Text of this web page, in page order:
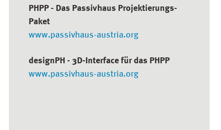
PHPP - Das Passivhaus Projektierungs-
Paket
www.passivhaus-austria.org
designPH - 3D-Interface für das PHPP
www.passivhaus-austria.org